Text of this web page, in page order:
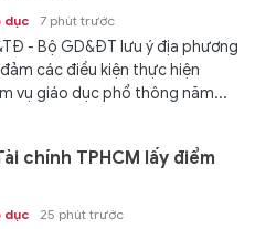
dục 7 phút trước
- Bộ GD&ĐT lưu ý địa phương
các điều kiện thực hiện
vụ giáo dục phổ thông năm...
chính TPHCM lấy điểm
dục 25 phút trước